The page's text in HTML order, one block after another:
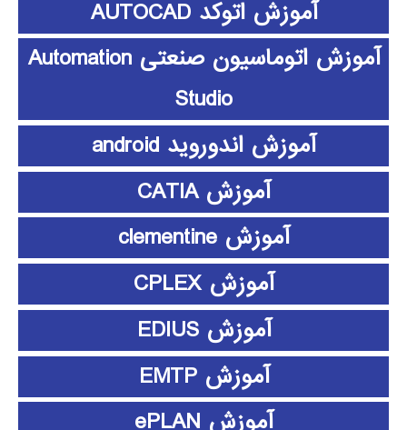
آموزش اتوکد AUTOCAD
آموزش اتوماسیون صنعتی Automation
Studio
آموزش اندوروید android
آموزش CATIA
آموزش clementine
آموزش CPLEX
آموزش EDIUS
آموزش EMTP
آموزش ePLAN